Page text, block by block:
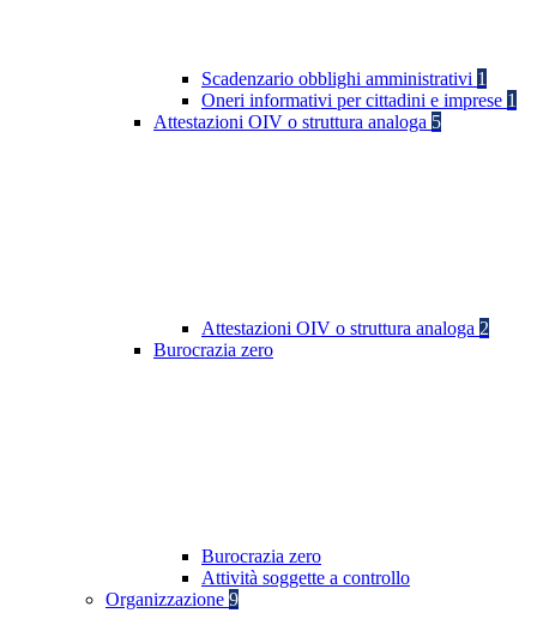
Scadenzario obblighi amministrativi 1
Oneri informativi per cittadini e imprese 1
Attestazioni OIV o struttura analoga 5
Attestazioni OIV o struttura analoga 2
Burocrazia zero
Burocrazia zero
Attività soggette a controllo
Organizzazione 9